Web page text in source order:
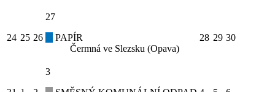
24 25 26
27
PAPÍR
Čermná ve Slezsku (Opava)
28 29 30
3